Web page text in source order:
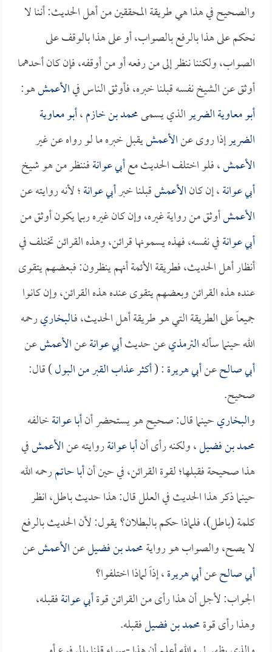
والصحيح في هذا هي طريقة المحققين من أهل الحديث: أننا لا
نحكم على هذا بالرفع بالصواب، أو على هذا بالوقف على
الصواب، ولكننا ننظر إلى من رفعه أو من أوقفه، فإن كان أحدهما
أوثق عن الشيخ نفسه قبلنا خبره، فأوثق الناس فيالأعمشهو:
أبو معاوية الضريرالذي يسمىمحمد بن خازم،أبو معاوية
الضريرإذا روى عنالأعمشيقبل خبره ما لو رواه عن غير
الأعمش، فلو اختلف الحديث معأبي عوانةفننظر من هو شيخ
أبي عوانة، إن كانالأعمشقبلنا خبرأبي عوانة؛ لأنه روايته عن
الأعمشأوثق من رواية غيره، وإن كان غيره ربما يكون أوثق من
أبي عوانةفي نفسه، فهذه يسمونها قرائن، وهذه القرائن تختلف في
أنظار أهل الحديث، فطريقة الأئمة أنهم ينظرون: فبعضهم يتقوى
عنده هذه القرائن وبعضهم يتقوى عنده هذه القرائن، وإن كانوا
جميعاً على الطريقة التي هو طريقة أهل الحديث، فـالبخاريرحمه
الله حينما سألهالترمذيعن حديثأبي عوانةعنالأعمشعن
أبي صالحعنأبي هريرة: (أكثر عذاب القبر من البول) قال:
صحيح.
والبخاريحينما قال: صحيح هو يستحضر أنأبا عوانةخالفه
محمد بن فضيل، ولكنه رأى أنأبا عوانةروايته عنالأعمشفي
هذا صحيحة فقبلها؛ لقوة القرائن، في حين أنأبا حاتمرحمه الله
حينما ذكر هذا الحديث في العلل قال: هذا حديث باطل، انظر
كلمة (باطل)، فلماذا حكم بالبطلان؟ يقول: لأن الحديث بالرفع
لا يصح، والصواب هو روايةمحمد بن فضيلعنالأعمشعن
أبي صالحعنأبي هريرة، إذاً لماذا اختلفوا؟
الجواب: لأجل أن هذا رأى من القرائن قوةأبي عوانةفقبله،
وهذا رأى قوةمحمد بن فضيلفقبله.